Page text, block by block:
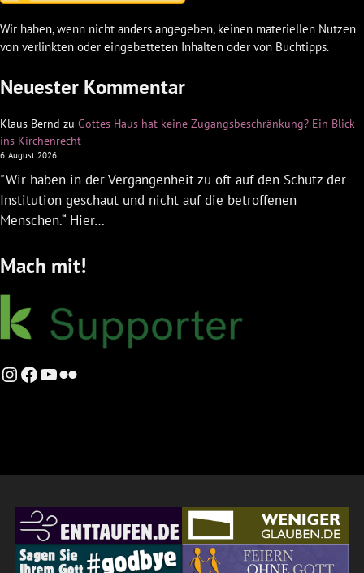
Wir haben, wenn nicht anders angegeben, keinen materiellen Nutzen
von verlinkten oder eingebetteten Inhalten oder von Buchtipps.
Neuester Kommentar
Klaus Bernd zu Gottes Haus hat keine Zugangsbeschränkung? Ein Blick
ins Kirchenrecht
6. August 2026
"Wir haben in der Vergangenheit zu oft auf den Schutz der
Institution geschaut und nicht auf die betroffenen
Menschen.“ Hier…
Mach mit!
Instagram
Facebook
YouTube
Flickr